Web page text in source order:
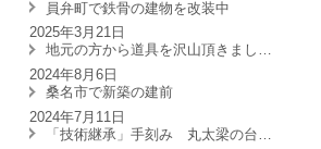
員弁町で鉄骨の建物を改装中
2025年3月21日
地元の方から道具を沢山頂きまし…
2024年8月6日
桑名市で新築の建前
2024年7月11日
「技術継承」手刻み 丸太梁の台…